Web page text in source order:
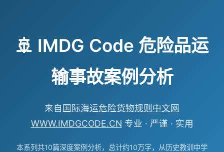
🚢 IMDG Code 危险品运
输事故案例分析
来自 国际海运危险货物规则中文网
WWW.IMDGCODE.CN 专业 · 严谨 · 实用
本系列共10篇深度案例分析，总计约10万字，从历史教训中学